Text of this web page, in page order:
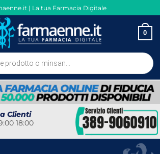
| La tua Farmacia Digitale
0
Clienti
18:00